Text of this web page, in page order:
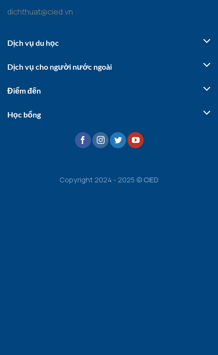
dichthuat@cied.vn
Dịch vụ du học
Dịch vụ cho người nước ngoài
Điểm đến
Học bổng
Copyright 2024 - 2025 ©CIED